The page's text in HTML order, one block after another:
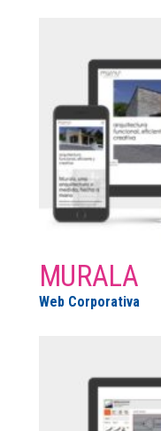
MURALA
Web Corporativa